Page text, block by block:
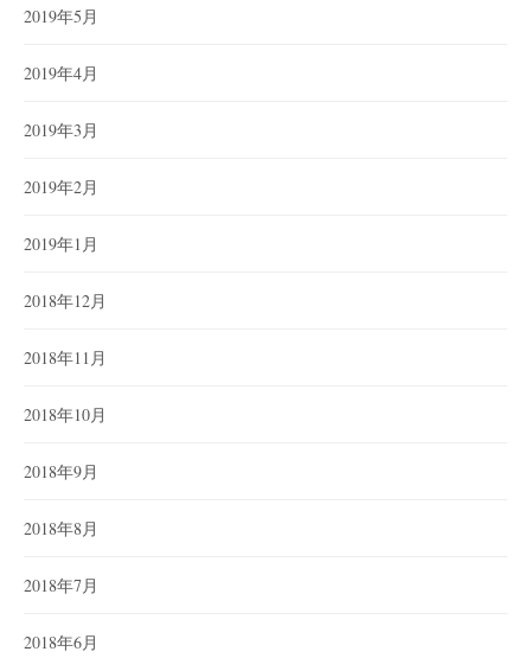
2019年5月
2019年4月
2019年3月
2019年2月
2019年1月
2018年12月
2018年11月
2018年10月
2018年9月
2018年8月
2018年7月
2018年6月